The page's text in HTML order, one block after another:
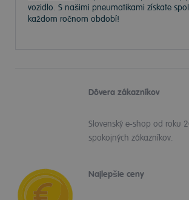
vozidlo. S našimi pneumatikami získate
každom ročnom období!
Dôvera zákazníkov
Slovenský e-shop od roku
spokojných zákazníkov.
Najlepšie ceny